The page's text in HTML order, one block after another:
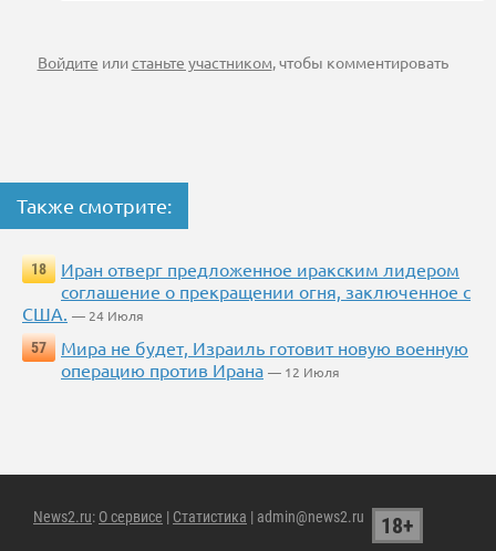
Войдите илистаньте участником, чтобы комментировать
Также смотрите:
18
Иран отверг предложенное иракским лидером
соглашение о прекращении огня, заключенное с
США. — 24 Июля
57
Мира не будет, Израиль готовит новую военную
операцию против Ирана — 12 Июля
News2.ru: О сервисе | Статистика | admin@news2.ru 18+